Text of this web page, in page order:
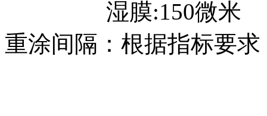
湿膜:150微米
重涂间隔：根据指标要求